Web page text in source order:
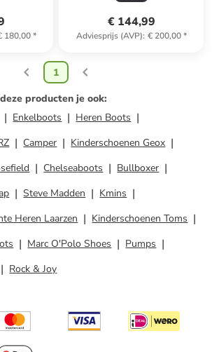
180,00*
€ 144,99
Adviesprijs (AVP): € 200,00*
1
producten je ook:
Enkelboots
Heren Boots
Camper
Kinderschoenen Geox
Chelseaboots
Bullboxer
Steve Madden
Kmins
Heren Laarzen
Kinderschoenen Toms
Marc O'Polo Shoes
Pumps
Rock & Joy